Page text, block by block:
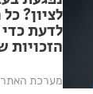
לציון?
לדעת
הזכויות
מערכת האתר